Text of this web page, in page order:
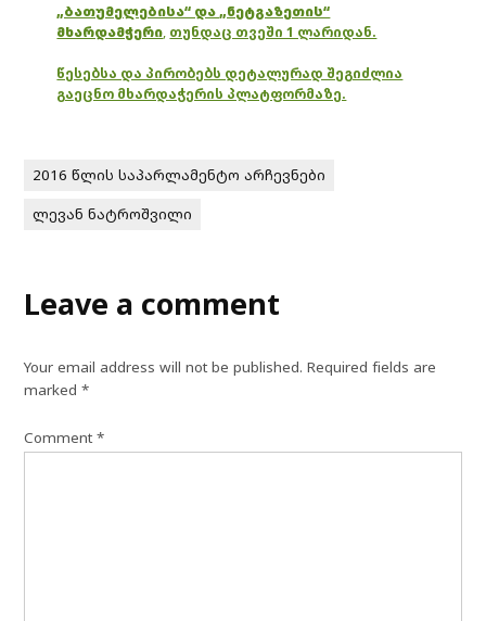
„ბათუმელებისა“ და „ნეტგაზეთის“
მხარდამჭერი, თუნდაც თვეში 1 ლარიდან.
წესებსა და პირობებს დეტალურად შეგიძლია
გაეცნო მხარდაჭერის პლატფორმაზე.
2016 წლის საპარლამენტო არჩევნები
ლევან ნატროშვილი
Leave a comment
Your email address will not be published. Required fields are
marked*
Comment*